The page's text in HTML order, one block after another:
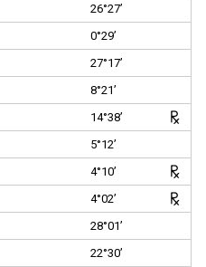
26°27’
0°29’
27°17’
8°21’
14°38’
5°12’
4°10’
4°02’
28°01’
22°30’